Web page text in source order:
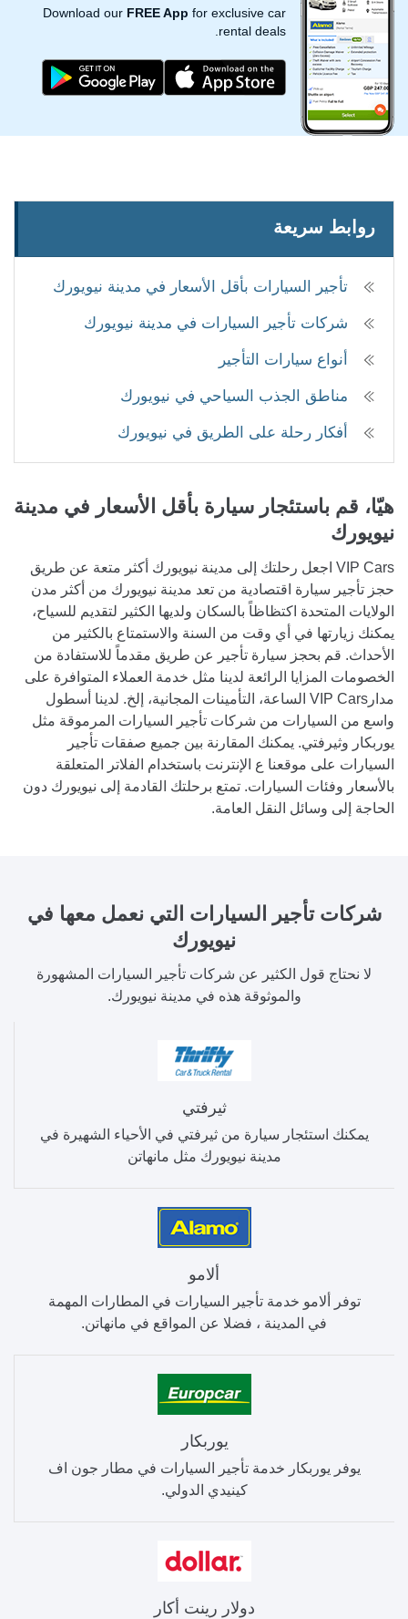
Download our FREE App for exclusive car
rental deals.
روابط سريعة
تأجير السيارات بأقل الأسعار في مدينة نيويورك
شركات تأجير السيارات في مدينة نيويورك
أنواع سيارات التأجير
مناطق الجذب السياحي في نيويورك
أفكار رحلة على الطريق في نيويورك
هيّا، قم باستئجار سيارة بأقل الأسعار في مدينة
نيويورك
VIP Cars اجعل رحلتك إلى مدينة نيويورك أكثر متعة عن طريق
حجز تأجير سيارة اقتصادية من تعد مدينة نيويورك من أكثر مدن
الولايات المتحدة اكتظاظاً بالسكان ولديها الكثير لتقديم للسياح،
يمكنك زيارتها في أي وقت من السنة والاستمتاع بالكثير من
الأحداث. قم بحجز سيارة تأجير عن طريق مقدماً للاستفادة من
الخصومات المزايا الرائعة لدينا مثل خدمة العملاء المتوافرة على
مدارVIP Cars الساعة، التأمينات المجانية، إلخ. لدينا أسطول
واسع من السيارات من شركات تأجير السيارات المرموقة مثل
يوربكار وثيرفتي. يمكنك المقارنة بين جميع صفقات تأجير
السيارات على موقعنا ع الإنترنت باستخدام الفلاتر المتعلقة
بالأسعار وفئات السيارات. تمتع برحلتك القادمة إلى نيويورك دون
الحاجة إلى وسائل النقل العامة.
شركات تأجير السيارات التي نعمل معها في
نيويورك
لا نحتاج قول الكثير عن شركات تأجير السيارات المشهورة
والموثوقة هذه في مدينة نيويورك.
ثيرفتي
يمكنك استئجار سيارة من ثيرفتي في الأحياء الشهيرة في
مدينة نيويورك مثل مانهاتن
ألامو
توفر ألامو خدمة تأجير السيارات في المطارات المهمة
في المدينة ، فضلا عن المواقع في مانهاتن.
يوربكار
يوفر يوربكار خدمة تأجير السيارات في مطار جون اف
كينيدي الدولي.
دولار رينت أكار